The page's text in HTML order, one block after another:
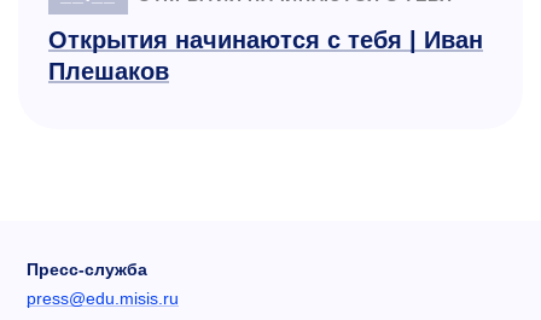
Открытия начинаются с тебя | Иван
Плешаков
Пресс-служба
press@edu.misis.ru